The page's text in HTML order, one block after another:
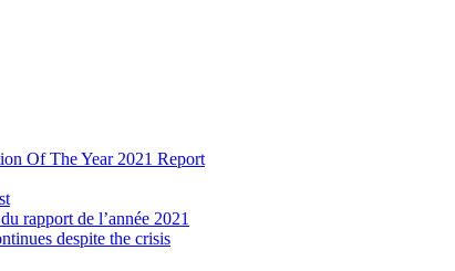
Of The Year 2021 Report
rapport de l’année 2021
despite the crisis